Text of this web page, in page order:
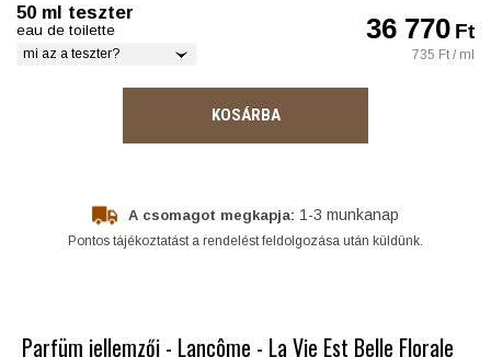
50 ml teszter
eau de toilette
mi az a teszter?
36 770Ft
735 Ft / ml
KOSÁRBA
A csomagot megkapja: 1-3 munkanap
Pontos tájékoztatást a rendelést feldolgozása után küldünk.
Parfüm jellemzői - Lancôme - La Vie Est Belle Florale